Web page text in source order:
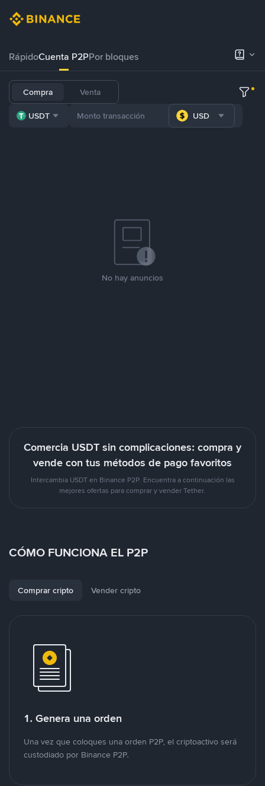
RápidoCuenta P2PPor bloques
Compra Venta
USDT USD
No hay anuncios
Comercia USDT sin complicaciones: compra y
vende con tus métodos de pago favoritos
Intercambia USDT en Binance P2P. Encuentra a continuación las
mejores ofertas para comprar y vender Tether.
CÓMO FUNCIONA EL P2P
Comprar cripto Vender cripto
1. Genera una orden
Una vez que coloques una orden P2P, el criptoactivo será
custodiado por Binance P2P.